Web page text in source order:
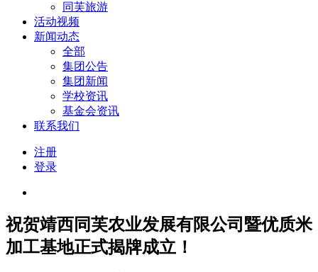
同芙旅游
活动视频
新闻动态
全部
集团公告
集团新闻
学校资讯
基金会资讯
联系我们
注册
登录
祝贺靖西同芙农业发展有限公司暨优质米
加工基地正式揭牌成立！